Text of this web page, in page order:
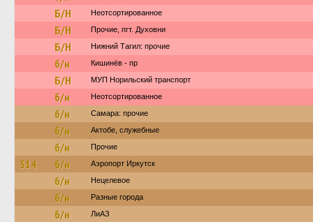
Б/Н Неотсортированное
Б/Н Прочие, пгт. Духовни
Б/Н Нижний Тагил: прочие
б/н Кишинёв - пр
Б/Н МУП Норильский транспорт
б/н Неотсортированное
б/н Самара: прочие
б/н Актобе, служебные
б/н Прочие
314 б/н Аэропорт Иркутск
б/н Нецелевое
б/н Разные города
б/н ЛиАЗ